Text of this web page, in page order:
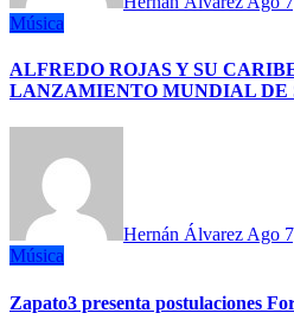
Música
ALFREDO ROJAS Y SU
LANZAMIENTO MUNDIAL DE
Hernán Álvarez Ago
Música
Zapato3 presenta postulaciones